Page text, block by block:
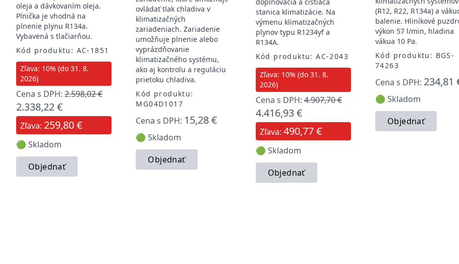
oleja a dávkovaním oleja.
Plnička je vhodná na
plnenie plynu R134a.
Vybavená s tlačiarňou.
Kód produktu: AC-1851
Zľava: 10% (do 31. 8.
2026)
Cena s DPH: 2.598,02 €
2.338,22 €
Zľava: 259,80 €
🟢 Skladom
Objednať
ovládať tlak chladiva v
klimatizačných
zariadeniach. Zariadenie
umožňuje plnenie alebo
vyprázdňovanie
klimatizačného systému,
ako aj kontrolu a reguláciu
prietoku chladiva.
Kód produktu:
MG04D1017
Cena s DPH: 15,28 €
🟢 Skladom
Objednať
stanica klimatizácie. Na
výmenu klimatizačných
plynov typu R1234yf a
R134A.
Kód produktu: AC-2043
Zľava: 10% (do 31. 8.
2026)
Cena s DPH:4.907,70 €
4.416,93 €
Zľava: 490,77 €
🟢 Skladom
Objednať
(R12, R22, R134a) a
balenie. Hliníkové
výkon 57 l/min, hladina
vákua 10 Pa.
Kód produktu: BGS-
74263
Cena s DPH: 234,81
🟢 Skladom
Objednať